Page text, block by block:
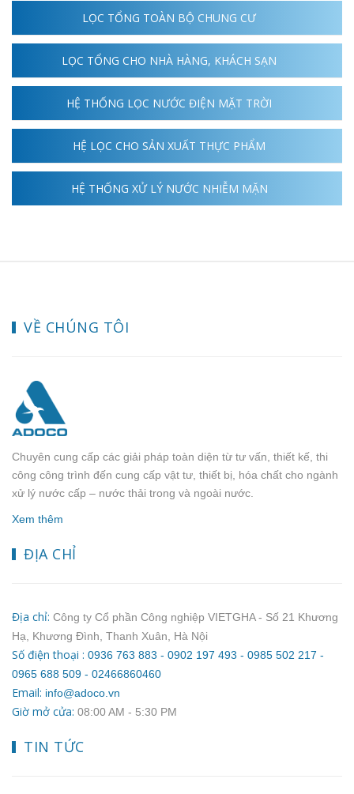
LỌC TỔNG TOÀN BỘ CHUNG CƯ
LỌC TỔNG CHO NHÀ HÀNG, KHÁCH SẠN
HỆ THỐNG LỌC NƯỚC ĐIỆN MẶT TRỜI
HỆ LỌC CHO SẢN XUẤT THỰC PHẨM
HỆ THỐNG XỬ LÝ NƯỚC NHIỄM MẶN
VỀ CHÚNG TÔI
Chuyên cung cấp các giải pháp toàn diện từ tư vấn, thiết kế, thi
công công trình đến cung cấp vật tư, thiết bị, hóa chất cho ngành
xử lý nước cấp – nước thải trong và ngoài nước.
Xem thêm
ĐỊA CHỈ
Địa chỉ: Công ty Cổ phần Công nghiệp VIETGHA - Số 21 Khương
Hạ, Khương Đình, Thanh Xuân, Hà Nội
Số điện thoại : 0936 763 883 - 0902 197 493 - 0985 502 217 -
0965 688 509 - 02466860460
Email: info@adoco.vn
Giờ mở cửa: 08:00 AM ‐ 5:30 PM
TIN TỨC